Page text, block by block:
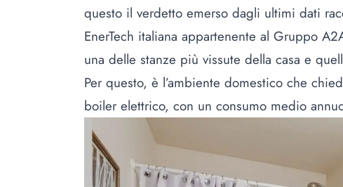
questo il verdetto emerso dagli ultimi dati
EnerTech italiana appartenente al Gruppo
una delle stanze più vissute della casa e
Per questo, è l’ambiente domestico che
boiler elettrico, con un consumo medio